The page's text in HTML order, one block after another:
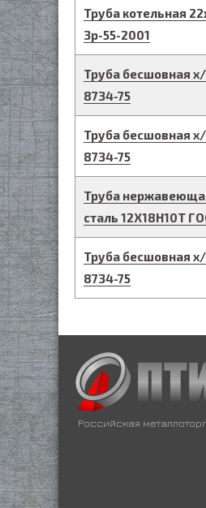
Труба котельная 22
3р-55-2001
Труба бесшовная
8734-75
Труба бесшовная
8734-75
Труба
сталь 12Х18Н10Т
Труба бесшовная
8734-75
Российская